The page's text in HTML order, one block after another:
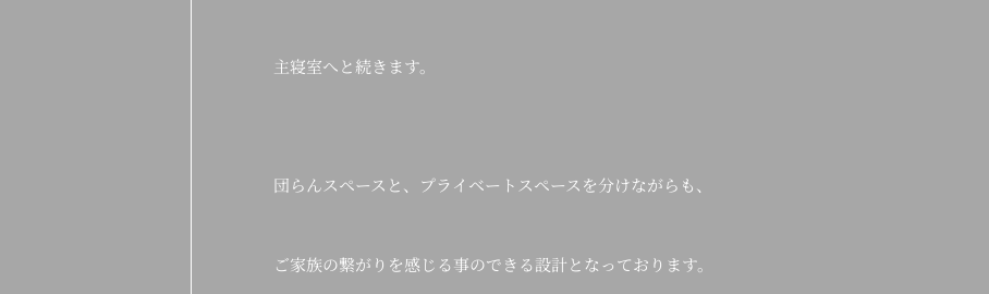
主寝室へと続きます。
団らんスペースと、プライベートスペースを分けながらも、
ご家族の繋がりを感じる事のできる設計となっております。